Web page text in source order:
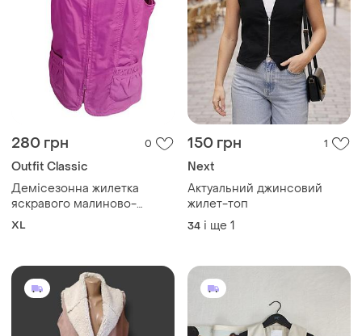
280 грн 0
Outfit Classic
Демісезонна жилетка
яскравого малиново-
(фуксія) кольору із коміром-
великими накладними
кишенями знизу
XL
150 грн 1
Next
Актуальний джинсовий
жилет-топ
34 і ще 1